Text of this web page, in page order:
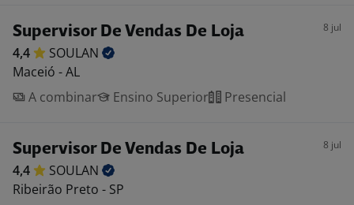
Supervisor De Vendas De Loja 8 jul
4,4
SOULAN
Maceió - AL
A combinar
Ensino Superior Presencial
Supervisor De Vendas De Loja 8 jul
4,4
SOULAN
Ribeirão Preto - SP